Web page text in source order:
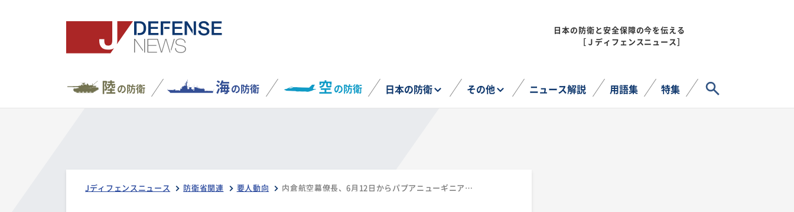
日本の防衛と安全保障の今を伝える
［Ｊディフェンスニュース］
陸の防衛 海の防衛 空の防衛 日本の防衛 その他 ニュース解説 用語集 特集
Jディフェンスニュース 防衛省関連 要人動向 内倉航空幕僚長、6月12日からパプアニューギニア、パラオへ出張